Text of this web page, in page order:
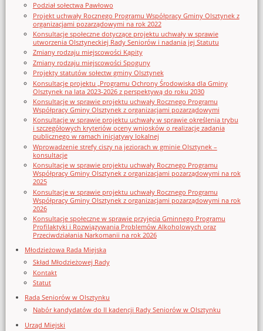
Podział sołectwa Pawłowo
Projekt uchwały Rocznego Programu Współpracy Gminy Olsztynek z
organizacjami pozarządowymi na rok 2022
Konsultacje społeczne dotyczące projektu uchwały w sprawie
utworzenia Olsztyneckiej Rady Seniorów i nadania jej Statutu
Zmiany rodzaju miejscowości Kąpity
Zmiany rodzaju miejscowości Spoguny
Projekty statutów sołectw gminy Olsztynek
Konsultacje projektu „Programu Ochrony Środowiska dla Gminy
Olsztynek na lata 2023-2026 z perspektywą do roku 2030
Konsultacje w sprawie projektu uchwały Rocznego Programu
Współpracy Gminy Olsztynek z organizacjami pozarządowymi
Konsultacje w sprawie projektu uchwały w sprawie określenia trybu
i szczegółowych kryteriów oceny wniosków o realizację zadania
publicznego w ramach inicjatywy lokalnej
Wprowadzenie strefy ciszy na jeziorach w gminie Olsztynek –
konsultacje
Konsultacje w sprawie projektu uchwały Rocznego Programu
Współpracy Gminy Olsztynek z organizacjami pozarządowymi na rok
2025
Konsultacje w sprawie projektu uchwały Rocznego Programu
Współpracy Gminy Olsztynek z organizacjami pozarządowymi na rok
2026
Konsultacje społeczne w sprawie przyjęcia Gminnego Programu
Profilaktyki i Rozwiązywania Problemów Alkoholowych oraz
Przeciwdziałania Narkomanii na rok 2026
Młodzieżowa Rada Miejska
Skład Młodzieżowej Rady
Kontakt
Statut
Rada Seniorów w Olsztynku
Nabór kandydatów do II kadencji Rady Seniorów w Olsztynku
Urząd Miejski